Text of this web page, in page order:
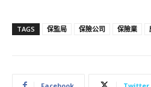
TAGS 保監局 保險公司 保險業